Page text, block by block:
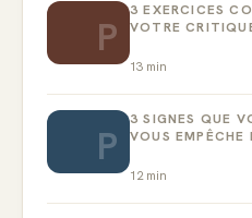
P
3 EXERCICES
VOTRE
13 min
P
3 SIGNES QUE
VOUS EMPÊCHE
12min